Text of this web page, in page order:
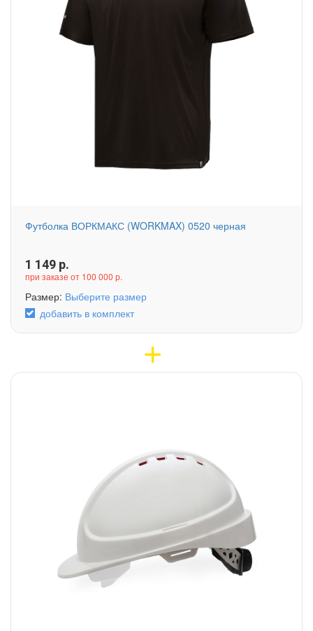
Футболка ВОРКМАКС (WORKMAX) 0520 черная
1 149 р.
при заказе от 100 000 р.
Размер: Выберите размер
добавить в комплект